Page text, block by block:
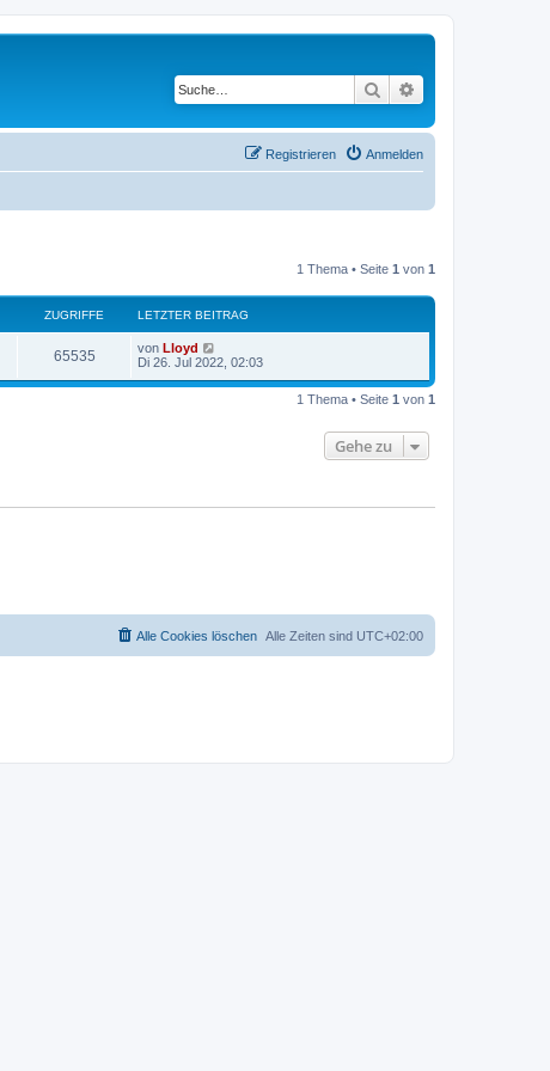
Suche
Anmelden
Registrieren
1 Thema • Seite 1 von 1
ZUGRIFFE LETZTER BEITRAG
65535 von Lloyd
Di 26. Jul 2022, 02:03
1 Thema • Seite 1 von 1
Gehe zu
Alle Zeiten sind UTC+02:00
Alle Cookies löschen